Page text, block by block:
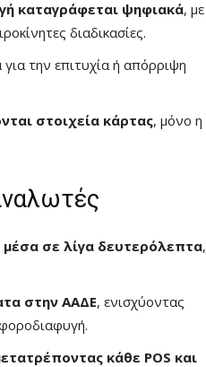
καταγράφεται ψηφιακά, με
διαδικασίες.
την επιτυχία ή απόρριψη
στοιχεία κάρτας, μόνο η
σε λίγα δευτερόλεπτα,
στην ΑΑΔΕ, ενισχύοντας
κάθε POS και